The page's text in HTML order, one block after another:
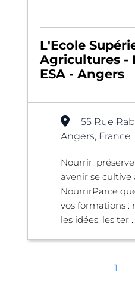
L'Ecole
Agricultures -
ESA - Angers
55 Rue
Angers, France
Nourrir,
avenir se cultive
NourrirParce
vos formations :
les idées, les ter
1